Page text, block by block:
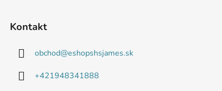
Kontakt
obchod@eshopshsjames.sk
+421948341888